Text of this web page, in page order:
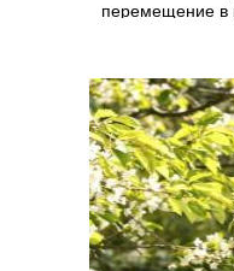
перемещение в